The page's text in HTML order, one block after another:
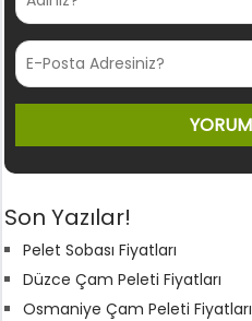
Son Yazılar!
Pelet Sobası Fiyatları
Düzce Çam Peleti Fiyatları
Osmaniye Çam Peleti Fiyatları